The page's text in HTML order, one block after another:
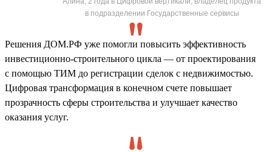
в подразделении Государственные сервисы
Решения ДОМ.РФ уже помогли повысить эффективность
инвестиционно-строительного цикла — от проектирования
с помощью ТИМ до регистрации сделок с недвижимостью.
Цифровая трансформация в конечном счете повышает
прозрачность сферы строительства и улучшает качество
оказания услуг.